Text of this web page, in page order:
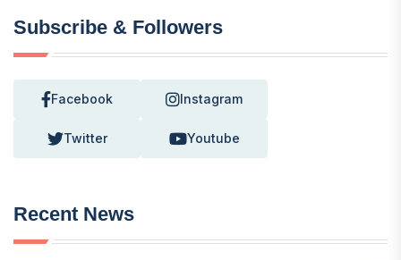
Subscribe & Followers
Facebook Instagram
Twitter Youtube
Recent News